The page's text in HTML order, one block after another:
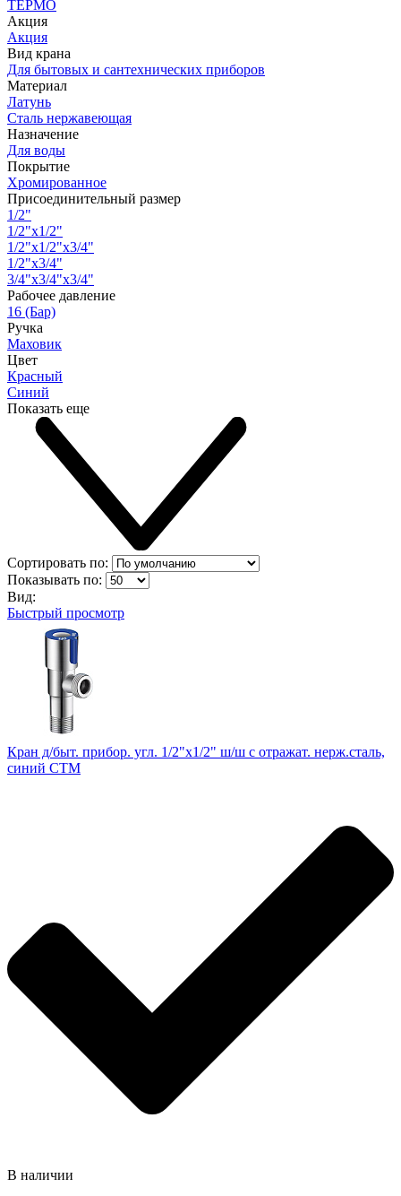
ТЕРМО
Акция
Акция
Вид крана
Для бытовых и сантехнических приборов
Материал
Латунь
Сталь нержавеющая
Назначение
Для воды
Покрытие
Хромированное
Присоединительный размер
1/2"
1/2"х1/2"
1/2"х1/2"х3/4"
1/2"х3/4"
3/4"х3/4"х3/4"
Рабочее давление
16 (Бар)
Ручка
Маховик
Цвет
Красный
Синий
Показать еще
Сортировать по:
Показывать по:
Вид:
Быстрый просмотр
Кран д/быт. прибор. угл. 1/2"х1/2" ш/ш с отражат. нерж.сталь,
синий СТМ
В наличии